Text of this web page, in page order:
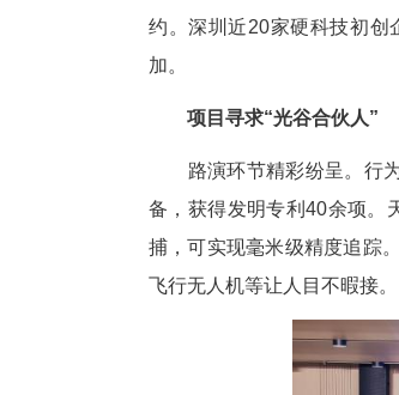
武汉东湖高新区(又
约。深圳近20家硬
加。
项目寻求“光谷
路演环节精彩纷
备，获得发明专